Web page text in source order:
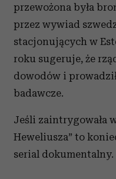
przewożona była
przez wywiad
stacjonujących w
roku sugeruje, że
dowodów i
badawcze.
Jeśli zaintrygowała
Heweliusza” to
serial dokumentalny.